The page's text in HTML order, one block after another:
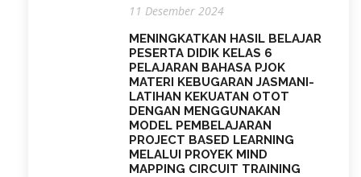
11 Desember 2024
MENINGKATKAN HASIL BELAJAR
PESERTA DIDIK KELAS 6
PELAJARAN BAHASA PJOK
MATERI KEBUGARAN JASMANI-
LATIHAN KEKUATAN OTOT
DENGAN MENGGUNAKAN
MODEL PEMBELAJARAN
PROJECT BASED LEARNING
MELALUI PROYEK MIND
MAPPING CIRCUIT TRAINING